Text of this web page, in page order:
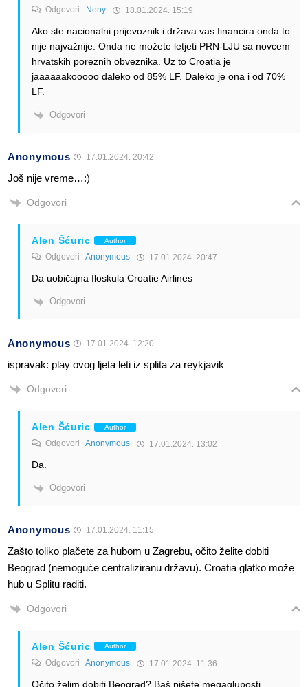
Odgovori Neny 18.01.2024. 15:19
Ako ste nacionalni prijevoznik i država vas financira onda to
nije najvažnije. Onda ne možete letjeti PRN-LJU sa novcem
hrvatskih poreznih obveznika. Uz to Croatia je
jaaaaaakooooo daleko od 85% LF. Daleko je ona i od 70%
LF.
Odgovori
Anonymous 17.01.2024. 20:42
Još nije vreme…:)
Odgovori
Alen Šćuric Author
Odgovori Anonymous 17.01.2024. 20:47
Da uobičajna floskula Croatie Airlines
Odgovori
Anonymous 17.01.2024. 12:20
ispravak: play ovog ljeta leti iz splita za reykjavik
Odgovori
Alen Šćuric Author
Odgovori Anonymous 17.01.2024. 13:02
Da.
Odgovori
Anonymous 17.01.2024. 11:15
Zašto toliko plačete za hubom u Zagrebu, očito želite dobiti
Beograd (nemoguće centraliziranu državu). Croatia glatko može
hub u Splitu raditi.
Odgovori
Alen Šćuric Author
Odgovori Anonymous 17.01.2024. 11:36
Očito želim dobiti Beograd? Baš pišete megagluposti.